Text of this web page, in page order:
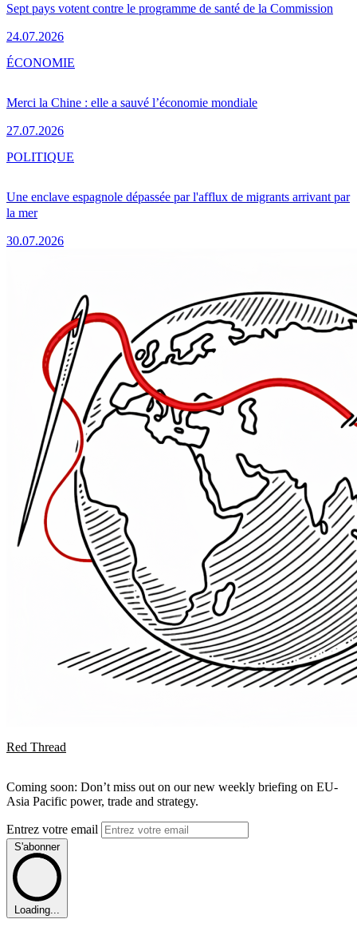
Sept pays votent contre le programme de santé de la Commission
24.07.2026
Merci la Chine : elle a sauvé l’économie mondiale
27.07.2026
ÉCONOMIE
Une enclave espagnole dépassée par l'afflux de migrants arrivant par
la mer
30.07.2026
POLITIQUE
Red Thread
Coming soon: Don’t miss out on our new weekly briefing on EU-
Asia Pacific power, trade and strategy.
Entrez votre email
S'abonner
Loading...